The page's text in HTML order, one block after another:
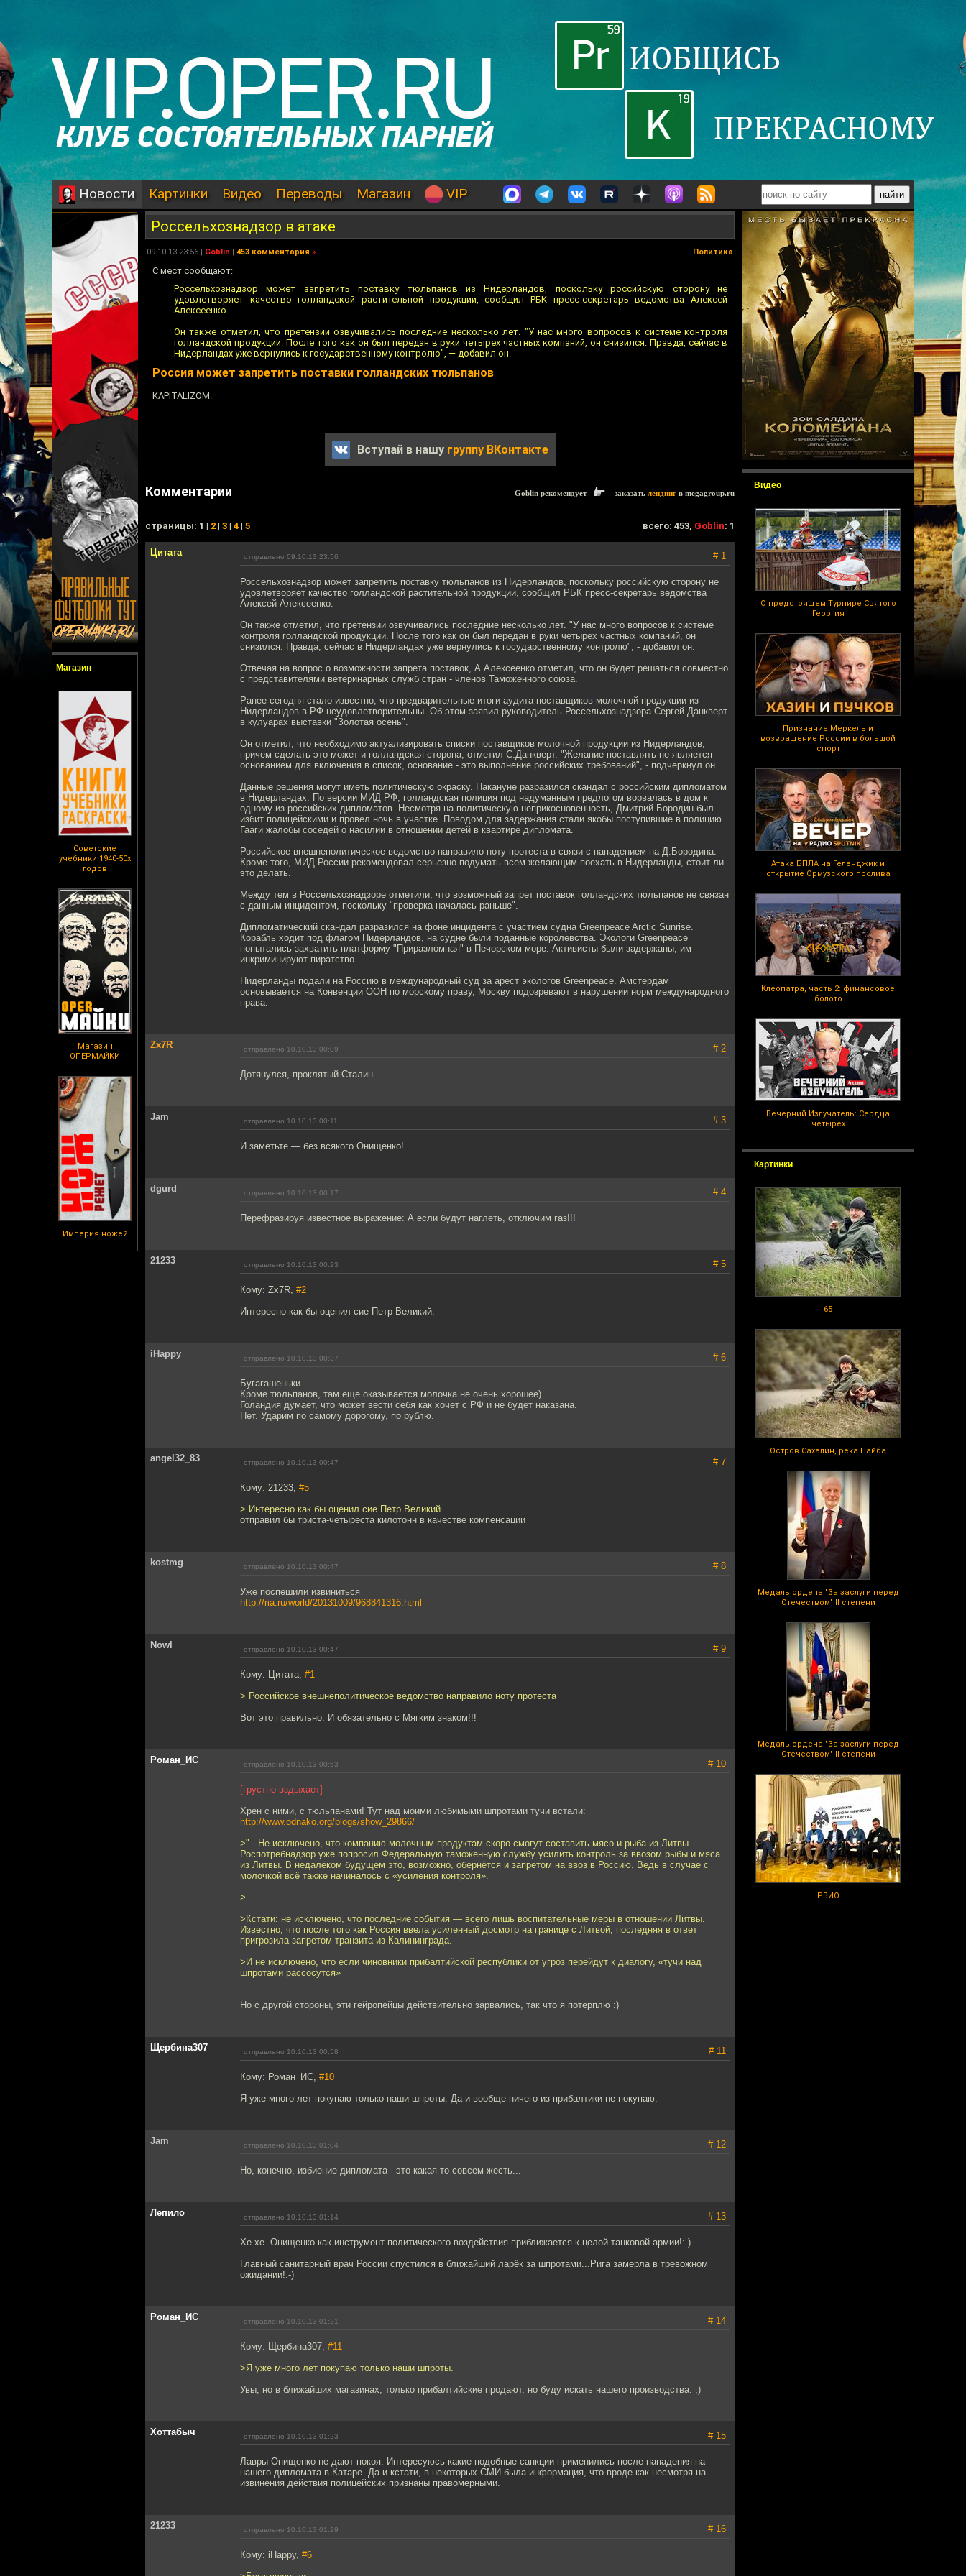
Новости Картинки Видео Переводы Магазин VIP
Магазин
Советские
учебники 1940-50х
годов
Магазин
ОПЕРМАЙКИ
Империя ножей
Видео
О предстоящем Турнире Святого
Георгия
Признание Меркель и
возвращение России в большой
спорт
Атака БПЛА на Геленджик и
открытие Ормузского пролива
Клеопатра, часть 2: финансовое
болото
Вечерний Излучатель: Сердца
четырех
Картинки
65
Остров Сахалин, река Найба
Медаль ордена "За заслуги перед
Отечеством" II степени
Медаль ордена "За заслуги перед
Отечеством" II степени
РВИО
Россельхознадзор в атаке
09.10.13 23:56 | Goblin | 453 комментария » Политика
С мест сообщают:
Россельхознадзор может запретить поставку тюльпанов из Нидерландов, поскольку российскую сторону не
удовлетворяет качество голландской растительной продукции, сообщил РБК пресс-секретарь ведомства Алексей
Алексеенко.
Он также отметил, что претензии озвучивались последние несколько лет. "У нас много вопросов к системе контроля
голландской продукции. После того как он был передан в руки четырех частных компаний, он снизился. Правда, сейчас в
Нидерландах уже вернулись к государственному контролю", — добавил он.
Россия может запретить поставки голландских тюльпанов
KAPITALIZOM.
Вступай в нашу группу ВКонтакте
Комментарии Goblin рекомендует заказать лендинг в megagroup.ru
cтраницы: 1 | 2 | 3 | 4 | 5 всего: 453, Goblin: 1
Цитата отправлено 09.10.13 23:56 # 1
Россельхознадзор может запретить поставку тюльпанов из Нидерландов, поскольку российскую сторону не
удовлетворяет качество голландской растительной продукции, сообщил РБК пресс-секретарь ведомства
Алексей Алексеенко.
Он также отметил, что претензии озвучивались последние несколько лет. "У нас много вопросов к системе
контроля голландской продукции. После того как он был передан в руки четырех частных компаний, он
снизился. Правда, сейчас в Нидерландах уже вернулись к государственному контролю", - добавил он.
Отвечая на вопрос о возможности запрета поставок, А.Алексеенко отметил, что он будет решаться совместно
с представителями ветеринарных служб стран - членов Таможенного союза.
Ранее сегодня стало известно, что предварительные итоги аудита поставщиков молочной продукции из
Нидерландов в РФ неудовлетворительны. Об этом заявил руководитель Россельхознадзора Сергей Данкверт
в кулуарах выставки "Золотая осень".
Он отметил, что необходимо актуализировать списки поставщиков молочной продукции из Нидерландов,
причем сделать это может и голландская сторона, отметил С.Данкверт. "Желание поставлять не является
основанием для включения в список, основание - это выполнение российских требований", - подчеркнул он.
Данные решения могут иметь политическую окраску. Накануне разразился скандал с российским дипломатом
в Нидерландах. По версии МИД РФ, голландская полиция под надуманным предлогом ворвалась в дом к
одному из российских дипломатов. Несмотря на политическую неприкосновенность, Дмитрий Бородин был
избит полицейскими и провел ночь в участке. Поводом для задержания стали якобы поступившие в полицию
Гааги жалобы соседей о насилии в отношении детей в квартире дипломата.
Российское внешнеполитическое ведомство направило ноту протеста в связи с нападением на Д.Бородина.
Кроме того, МИД России рекомендовал серьезно подумать всем желающим поехать в Нидерланды, стоит ли
это делать.
Между тем в Россельхознадзоре отметили, что возможный запрет поставок голландских тюльпанов не связан
с данным инцидентом, поскольку "проверка началась раньше".
Дипломатический скандал разразился на фоне инцидента с участием судна Greenpeace Arctic Sunrise.
Корабль ходит под флагом Нидерландов, на судне были поданные королевства. Экологи Greenpeace
попытались захватить платформу "Приразломная" в Печорском море. Активисты были задержаны, им
инкриминируют пиратство.
Нидерланды подали на Россию в международный суд за арест экологов Greenpeace. Амстердам
основывается на Конвенции ООН по морскому праву, Москву подозревают в нарушении норм международного
права.
Zx7R отправлено 10.10.13 00:09 # 2
Дотянулся, проклятый Сталин.
Jam отправлено 10.10.13 00:11 # 3
И заметьте — без всякого Онищенко!
dgurd отправлено 10.10.13 00:17 # 4
Перефразируя известное выражение: А если будут наглеть, отключим газ!!!
21233 отправлено 10.10.13 00:23 # 5
Кому: Zx7R, #2
Интересно как бы оценил сие Петр Великий.
iHappy отправлено 10.10.13 00:37 # 6
Бугагашеньки.
Кроме тюльпанов, там еще оказывается молочка не очень хорошее)
Голандия думает, что может вести себя как хочет с РФ и не будет наказана.
Нет. Ударим по самому дорогому, по рублю.
angel32_83 отправлено 10.10.13 00:47 # 7
Кому: 21233, #5
> Интересно как бы оценил сие Петр Великий.
отправил бы триста-четыреста килотонн в качестве компенсации
kostmg отправлено 10.10.13 00:47 # 8
Уже поспешили извиниться
http://ria.ru/world/20131009/968841316.html
Nowl отправлено 10.10.13 00:47 # 9
Кому: Цитата, #1
> Российское внешнеполитическое ведомство направило ноту протеста
Вот это правильно. И обязательно с Мягким знаком!!!
Роман_ИС отправлено 10.10.13 00:53 # 10
[грустно вздыхает]
Хрен с ними, с тюльпанами! Тут над моими любимыми шпротами тучи встали:
http://www.odnako.org/blogs/show_29866/
>"...Не исключено, что компанию молочным продуктам скоро смогут составить мясо и рыба из Литвы.
Роспотребнадзор уже попросил Федеральную таможенную службу усилить контроль за ввозом рыбы и мяса
из Литвы. В недалёком будущем это, возможно, обернётся и запретом на ввоз в Россию. Ведь в случае с
молочкой всё также начиналось с «усиления контроля».
>...
>Кстати: не исключено, что последние события — всего лишь воспитательные меры в отношении Литвы.
Известно, что после того как Россия ввела усиленный досмотр на границе с Литвой, последняя в ответ
пригрозила запретом транзита из Калининграда.
>И не исключено, что если чиновники прибалтийской республики от угроз перейдут к диалогу, «тучи над
шпротами рассосутся»
Но с другой стороны, эти гейропейцы действительно зарвались, так что я потерплю :)
Щербина307 отправлено 10.10.13 00:58 # 11
Кому: Роман_ИС, #10
Я уже много лет покупаю только наши шпроты. Да и вообще ничего из прибалтики не покупаю.
Jam отправлено 10.10.13 01:04 # 12
Но, конечно, избиение дипломата - это какая-то совсем жесть...
Лепило отправлено 10.10.13 01:14 # 13
Хе-хе. Онищенко как инструмент политического воздействия приближается к целой танковой армии!:-)
Главный санитарный врач России спустился в ближайший ларёк за шпротами...Рига замерла в тревожном
ожидании!:-)
Роман_ИС отправлено 10.10.13 01:21 # 14
Кому: Щербина307, #11
>Я уже много лет покупаю только наши шпроты.
Увы, но в ближайших магазинах, только прибалтийские продают, но буду искать нашего производства. ;)
Хоттабыч отправлено 10.10.13 01:23 # 15
Лавры Онищенко не дают покоя. Интересуюсь какие подобные санкции применились после нападения на
нашего дипломата в Катаре. Да и кстати, в некоторых СМИ была информация, что вроде как несмотря на
извинения действия полицейских признаны правомерными.
21233 отправлено 10.10.13 01:29 # 16
Кому: iHappy, #6